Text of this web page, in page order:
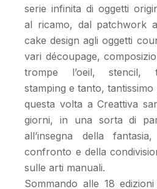
serie infinita di oggetti
al ricamo, dal patchwork
cake design agli oggetti
vari découpage,
trompe l’oeil, stencil,
stamping e tanto,
questa volta a Creattiva
giorni, in una sorta di
all’insegna della
confronto e della
sulle arti manuali.
Sommando alle 18